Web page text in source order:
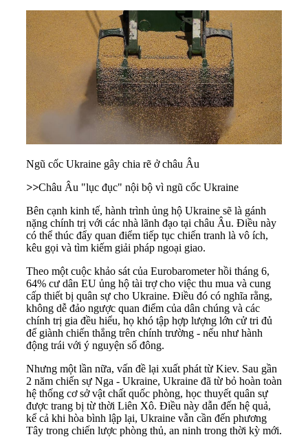
Ngũ cốc Ukraine gây chia rẽ ở châu Âu
>>Châu Âu "lục đục" nội bộ vì ngũ cốc Ukraine
Bên cạnh kinh tế, hành trình ủng hộ Ukraine sẽ là gánh
nặng chính trị với các nhà lãnh đạo tại châu Âu. Điều này
có thể thúc đẩy quan điểm tiếp tục chiến tranh là vô ích,
kêu gọi và tìm kiếm giải pháp ngoại giao.
Theo một cuộc khảo sát của Eurobarometer hồi tháng 6,
64% cư dân EU ủng hộ tài trợ cho việc thu mua và cung
cấp thiết bị quân sự cho Ukraine. Điều đó có nghĩa rằng,
không dễ đảo ngược quan điểm của dân chúng và các
chính trị gia đều hiểu, họ khó tập hợp lượng lớn cử tri đủ
để giành chiến thắng trên chính trường - nếu như hành
động trái với ý nguyện số đông.
Nhưng một lần nữa, vấn đề lại xuất phát từ Kiev. Sau gần
2 năm chiến sự Nga - Ukraine, Ukraine đã từ bỏ hoàn toàn
hệ thống cơ sở vật chất quốc phòng, học thuyết quân sự
được trang bị từ thời Liên Xô. Điều này dẫn đến hệ quả,
kể cả khi hòa bình lập lại, Ukraine vẫn cần đến phương
Tây trong chiến lược phòng thủ, an ninh trong thời kỳ mới.